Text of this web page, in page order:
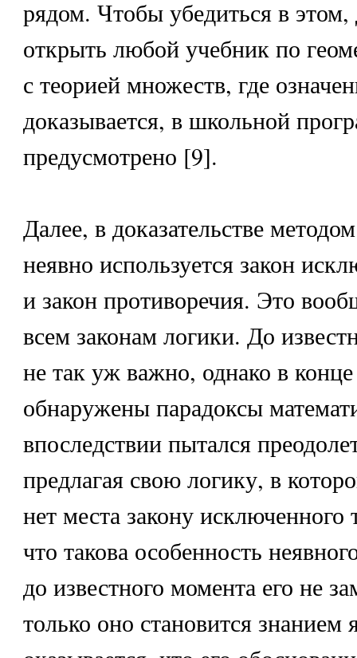
рядом. Чтобы убедиться в этом,
открыть любой учебник по
с теорией множеств, где
доказывается, в школьной
предусмотрено [9].
Далее, в доказательстве
неявно используется закон
и закон противоречия. Это
всем законам логики. До
не так уж важно, однако в
обнаружены парадоксы
впоследствии пытался
предлагая свою логику, в
нет места закону исключенного
что такова особенность
до известного момента его не
только оно становится знанием